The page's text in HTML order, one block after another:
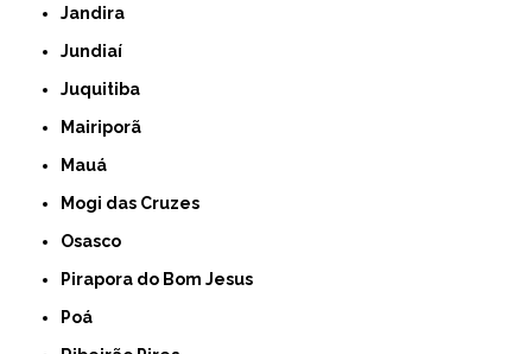
Jandira
Jundiaí
Juquitiba
Mairiporã
Mauá
Mogi das Cruzes
Osasco
Pirapora do Bom Jesus
Poá